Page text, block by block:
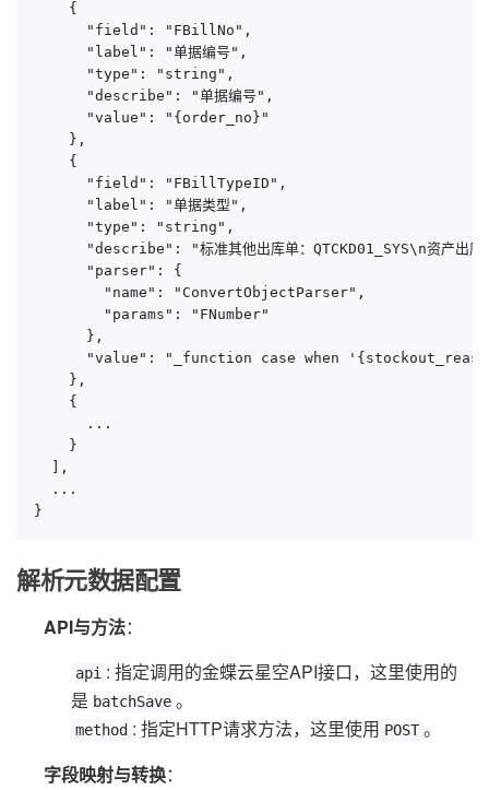
    {
      "field": "FBillNo",
      "label": "单据编号",
      "type": "string",
      "describe": "单据编号",
      "value": "{order_no}"
    },
    {
      "field": "FBillTypeID",
      "label": "单据类型",
      "type": "string",
"describe": "标准其他出库单：QTCKD01_SYS\n资产出
      "parser": {
        "name": "ConvertObjectParser",
        "params": "FNumber"
      },
"value": "_function case when
    },
    {
      ...
    }
  ],
  ...
}
解析元数据配置
API与方法：
api : 指定调用的金蝶云星空API接口，这里使用的
是 batchSave 。
method : 指定HTTP请求方法，这里使用 POST 。
字段映射与转换：